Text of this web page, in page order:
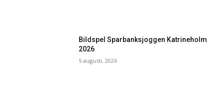
Bildspel Sparbanksjoggen Katrineholm
2026
5 augusti, 2026